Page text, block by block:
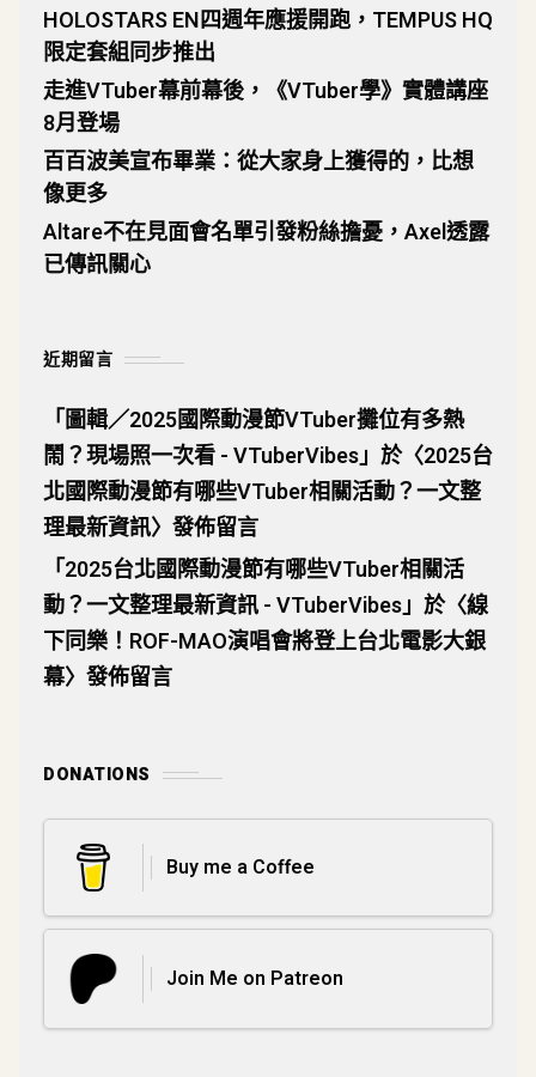
HOLOSTARS EN四週年應援開跑，TEMPUS HQ
限定套組同步推出
走進VTuber幕前幕後，《VTuber學》實體講座
8月登場
百百波美宣布畢業：從大家身上獲得的，比想
像更多
Altare不在見面會名單引發粉絲擔憂，Axel透露
已傳訊關心
近期留言
「圖輯／2025國際動漫節VTuber攤位有多熱
鬧？現場照一次看 - VTuberVibes」於〈2025台
北國際動漫節有哪些VTuber相關活動？一文整
理最新資訊〉發佈留言
「2025台北國際動漫節有哪些VTuber相關活
動？一文整理最新資訊 - VTuberVibes」於〈線
下同樂！ROF-MAO演唱會將登上台北電影大銀
幕〉發佈留言
DONATIONS
Buy me a Coffee
Join Me on Patreon